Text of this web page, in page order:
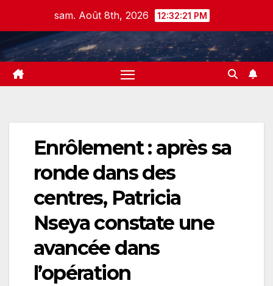
content
sam. Août 8th, 2026 12:32:21 PM
Enrôlement : après sa
ronde dans des
centres, Patricia
Nseya constate une
avancée dans
l’opération